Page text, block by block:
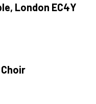
London EC4Y